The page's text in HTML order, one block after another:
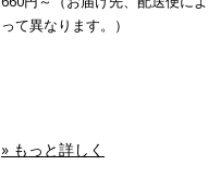
って異なります。）
» もっと詳しく